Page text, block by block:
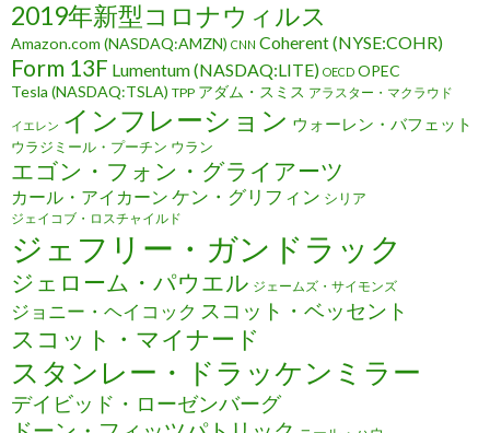
2019年新型コロナウィルス
Amazon.com (NASDAQ:AMZN) CNN Coherent (NYSE:COHR)
Form 13F Lumentum (NASDAQ:LITE) OECD OPEC
Tesla (NASDAQ:TSLA) TPP アダム・スミス アラスター・マクラウド
イエレン インフレーション ウォーレン・バフェット
ウラジミール・プーチン ウラン
エゴン・フォン・グライアーツ
カール・アイカーン ケン・グリフィン シリア
ジェイコブ・ロスチャイルド
ジェフリー・ガンドラック
ジェローム・パウエル ジェームズ・サイモンズ
ジョニー・ヘイコック スコット・ベッセント
スコット・マイナード
スタンレー・ドラッケンミラー
デイビッド・ローゼンバーグ